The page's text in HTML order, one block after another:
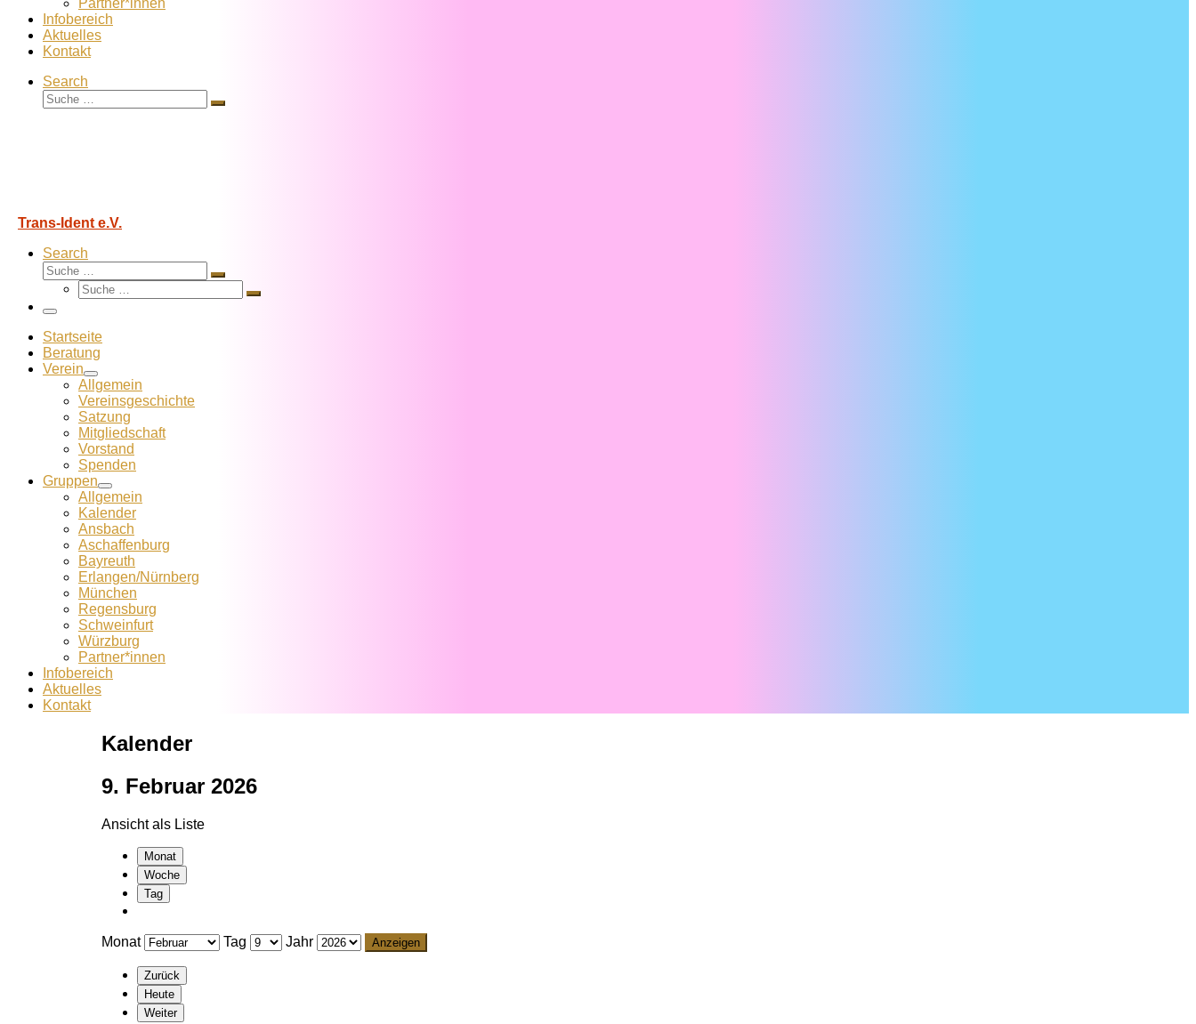
Partner*innen
Infobereich
Aktuelles
Kontakt
Search
Suche
Suche
Trans-Ident e.V.
Search
Suche
Suche
Suche
Suche
Menü
Startseite
Beratung
Verein
Allgemein
Vereins­geschichte
Satzung
Mitglied­schaft
Vorstand
Spenden
Gruppen
Allgemein
Kalender
Ansbach
Aschaffenburg
Bayreuth
Erlangen/Nürnberg
München
Regensburg
Schweinfurt
Würzburg
Partner*innen
Infobereich
Aktuelles
Kontakt
Kalender
9. Februar 2026
Ansicht als Liste
Monat
Woche
Tag
Monat Tag Jahr
Zurück
Heute
Weiter